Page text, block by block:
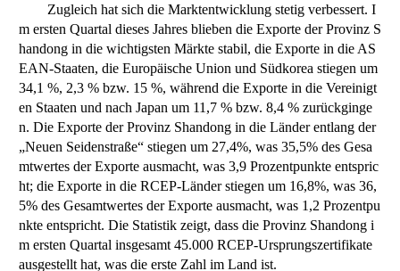
Zugleich hat sich die Marktentwicklung stetig verbessert. I
m ersten Quartal dieses Jahres blieben die Exporte der Provinz S
handong in die wichtigsten Märkte stabil, die Exporte in die AS
EAN-Staaten, die Europäische Union und Südkorea stiegen um
34,1 %, 2,3 % bzw. 15 %, während die Exporte in die Vereinigt
en Staaten und nach Japan um 11,7 % bzw. 8,4 % zurückginge
n. Die Exporte der Provinz Shandong in die Länder entlang der
„Neuen Seidenstraße“ stiegen um 27,4%, was 35,5% des Gesa
mtwertes der Exporte ausmacht, was 3,9 Prozentpunkte entspric
ht; die Exporte in die RCEP-Länder stiegen um 16,8%, was 36,
5% des Gesamtwertes der Exporte ausmacht, was 1,2 Prozentpu
nkte entspricht. Die Statistik zeigt, dass die Provinz Shandong i
m ersten Quartal insgesamt 45.000 RCEP-Ursprungszertifikate
ausgestellt hat, was die erste Zahl im Land ist.